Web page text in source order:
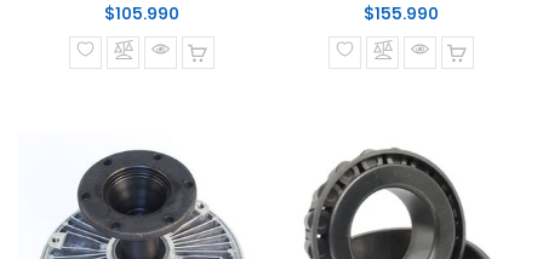
$105.990
normal
$155.990
normal